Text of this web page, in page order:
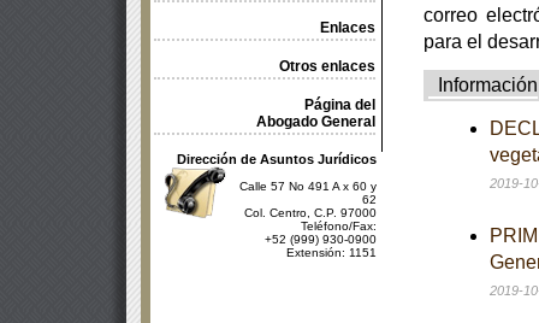
Enlaces
Otros enlaces
Página del
Abogado General
Dirección de Asuntos Jurídicos
Calle 57 No 491 A x 60 y
62
Col. Centro, C.P. 97000
Teléfono/Fax:
+52 (999) 930-0900
Extensión: 1151
correo
para el
Información
2019-
2019-